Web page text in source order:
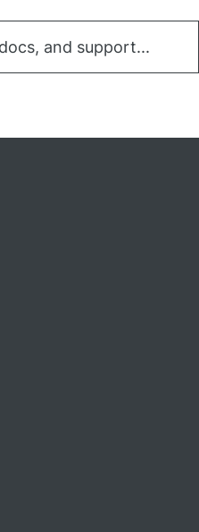
and support...